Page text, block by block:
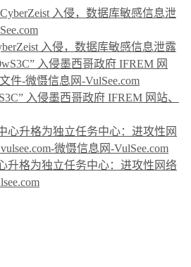
入侵，数据库敏感信息泄露
入侵墨西哥政府 IFREM 网站、
升格为独立任务中心：进攻性网络